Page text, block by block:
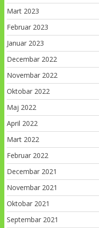
Mart 2023
Februar 2023
Januar 2023
Decembar 2022
Novembar 2022
Oktobar 2022
Maj 2022
April 2022
Mart 2022
Februar 2022
Decembar 2021
Novembar 2021
Oktobar 2021
Septembar 2021